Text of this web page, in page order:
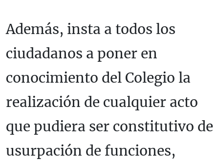
Además, insta a todos los
ciudadanos a poner en
conocimiento del Colegio la
realización de cualquier acto
que pudiera ser constitutivo de
usurpación de funciones,